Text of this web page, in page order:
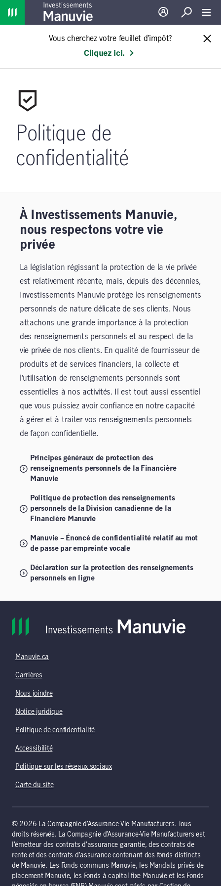
Home
Ouverture de
Recherche
Vous cherchez votre feuillet d’impôt?
Cliquez ici.
Politique de
confidentialité
À Investissements Manuvie,
nous respectons votre vie
privée
La législation régissant la protection de la vie privée
est relativement récente, mais, depuis des décennies,
Investissements Manuvie protège les renseignements
personnels de nature délicate de ses clients. Nous
attachons une grande importance à la protection
des renseignements personnels et au respect de la
vie privée de nos clients. En qualité de fournisseur de
produits et de services financiers, la collecte et
l’utilisation de renseignements personnels sont
essentielles à nos activités. Il est tout aussi essentiel
que vous puissiez avoir confiance en notre capacité
à gérer et à traiter vos renseignements personnels
de façon confidentielle.
Principes généraux de protection des
renseignements personnels de la Financière
Manuvie
Politique de protection des renseignements
personnels de la Division canadienne de la
Financière Manuvie
Manuvie – Énoncé de confidentialité relatif au mot
de passe par empreinte vocale
Déclaration sur la protection des renseignements
personnels en ligne
Manuvie.ca
Carrières
Nous joindre
Notice juridique
Politique de confidentialité
Accessibilité
Politique sur les réseaux sociaux
Carte du site
© 2026 La Compagnie d’Assurance-Vie Manufacturers. Tous
droits réservés. La Compagnie d’Assurance-Vie Manufacturers est
l’émetteur des contrats d’assurance garantie, des contrats de
rente et des contrats d’assurance contenant des fonds distincts
de Manuvie. Les Fonds communs Manuvie, les Mandats privés de
placement Manuvie, les Fonds à capital fixe Manuvie et les Fonds